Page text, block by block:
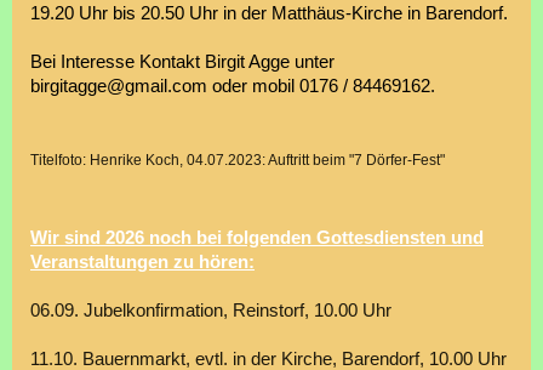
19.20 Uhr bis 20.50 Uhr in der Matthäus-Kirche in Barendorf.
Bei Interesse Kontakt Birgit Agge unter
birgitagge@gmail.com oder mobil 0176 / 84469162.
Titelfoto: Henrike Koch, 04.07.2023: Auftritt beim "7 Dörfer-Fest"
Wir sind 2026 noch bei folgenden Gottesdiensten und
Veranstaltungen zu hören:
06.09. Jubelkonfirmation, Reinstorf, 10.00 Uhr
11.10. Bauernmarkt, evtl. in der Kirche, Barendorf, 10.00 Uhr